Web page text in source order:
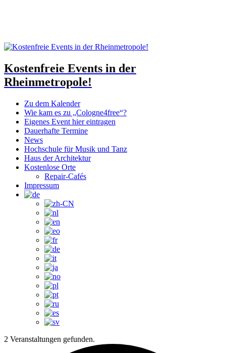
Kostenfreie Events in der
Rheinmetropole!
Zu dem Kalender
Wie kam es zu „Cologne4free“?
Eigenes Event hier eintragen
Dauerhafte Termine
News
Hochschule für Musik und Tanz
Haus der Architektur
Kostenlose Orte
Repair-Cafés
Impressum
2 Veranstaltungen gefunden.